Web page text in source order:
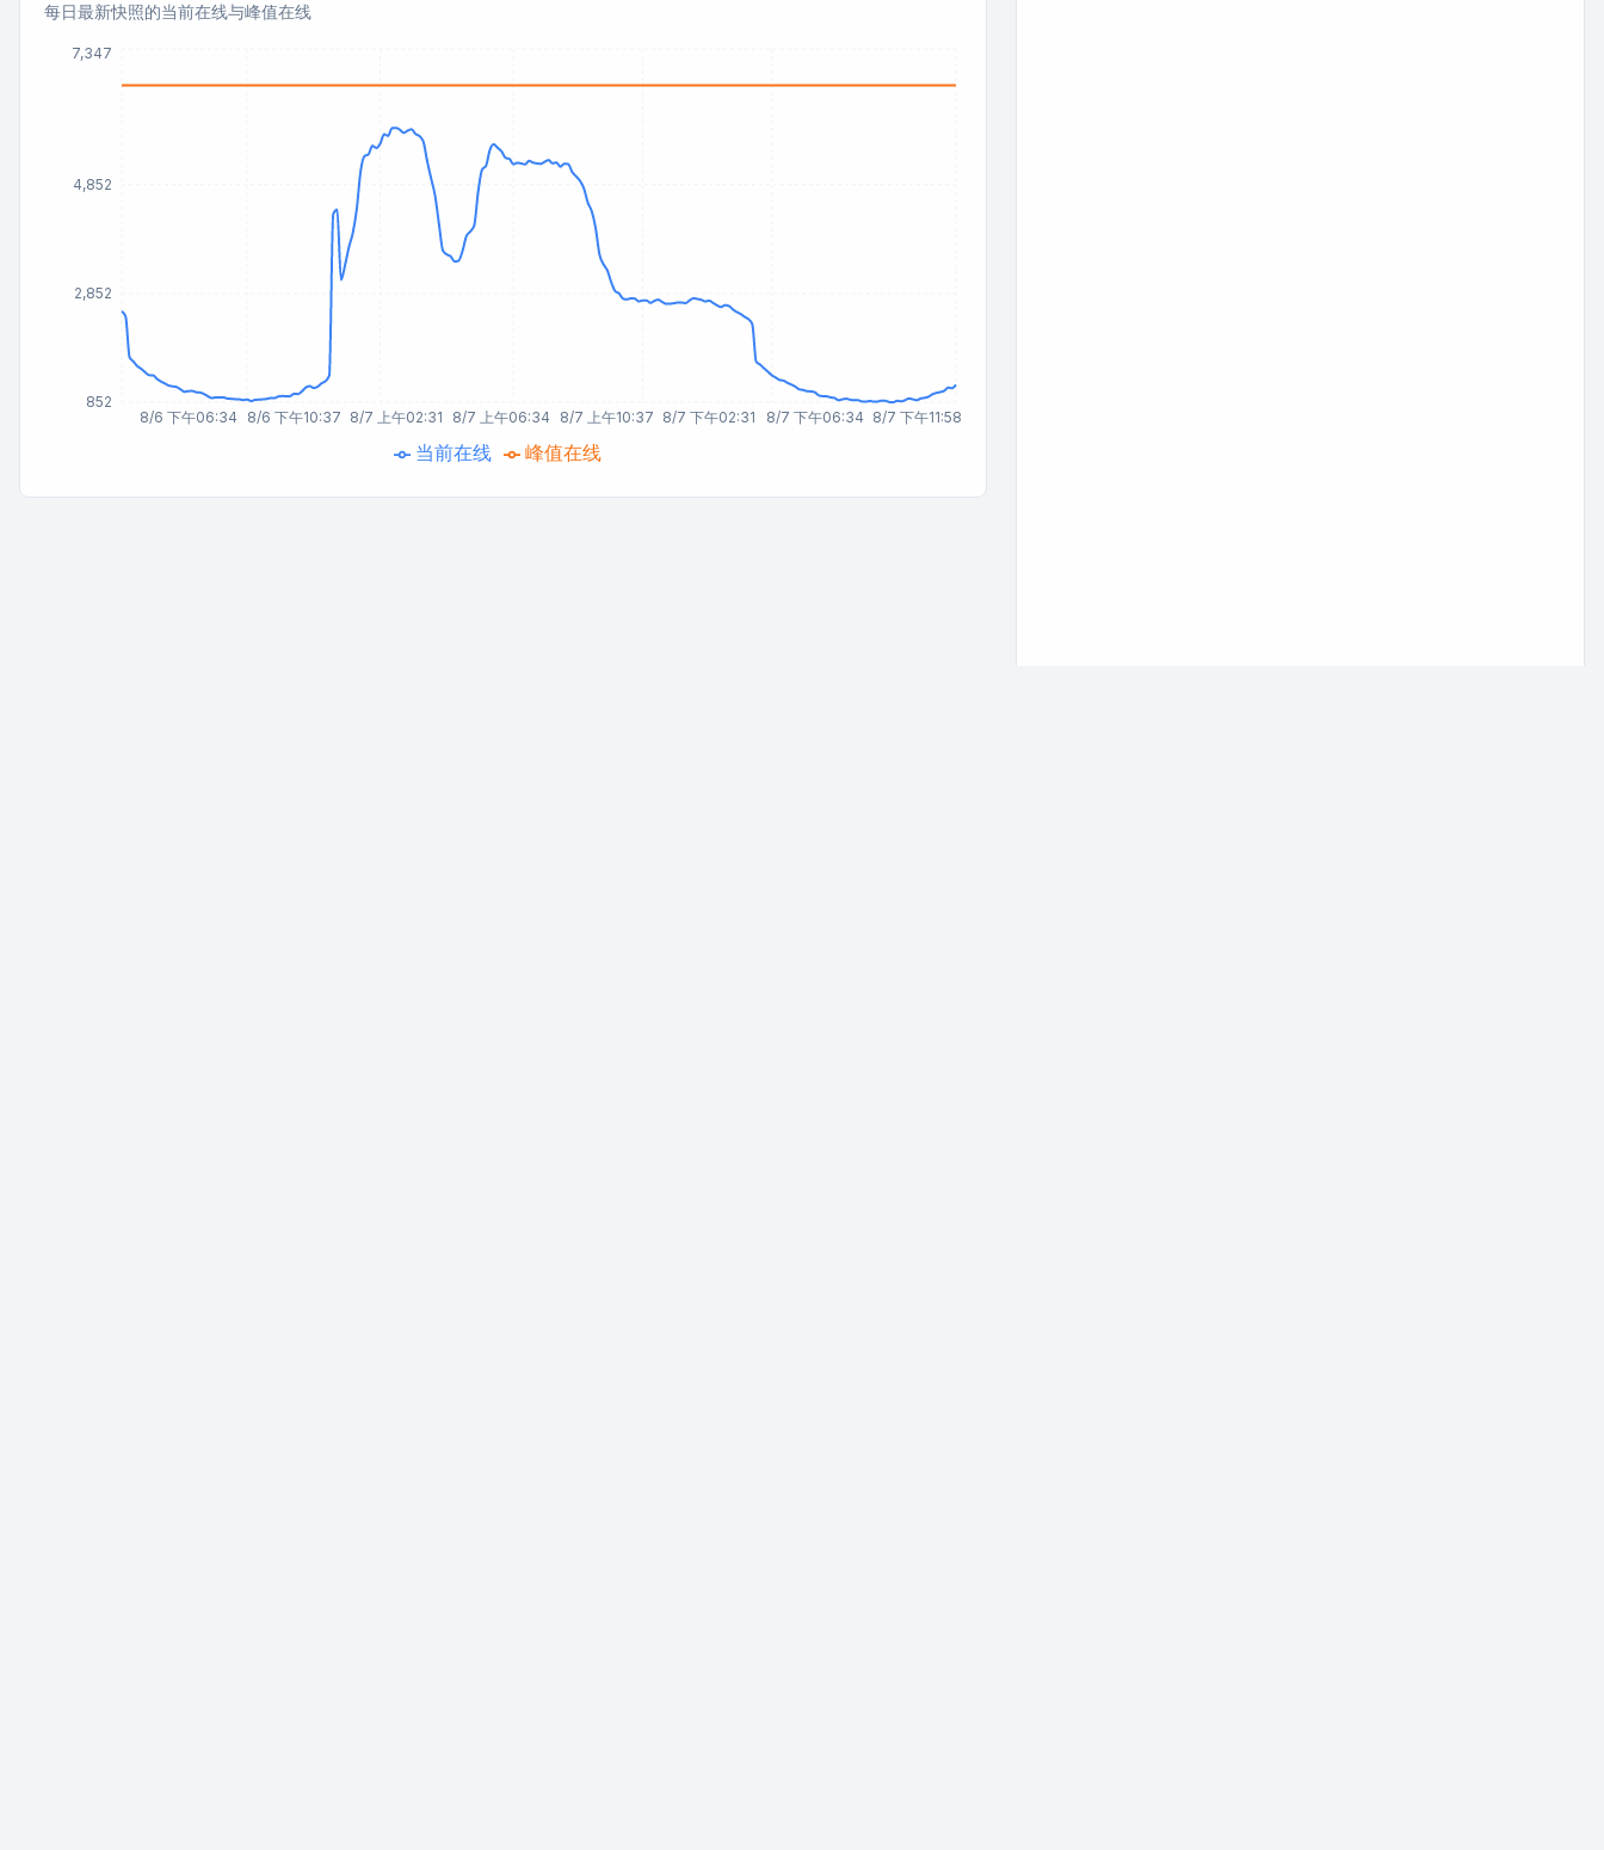
每日最新快照的当前在线与峰值在线
8/6 下午06:34 8/6 下午10:37 8/7 上午02:31 8/7 上午06:34 8/7 上午10:37 8/7 下午02:31 8/7 下午06:34 8/7 下午11:58
852
2,852
4,852
7,347
当前在线 峰值在线